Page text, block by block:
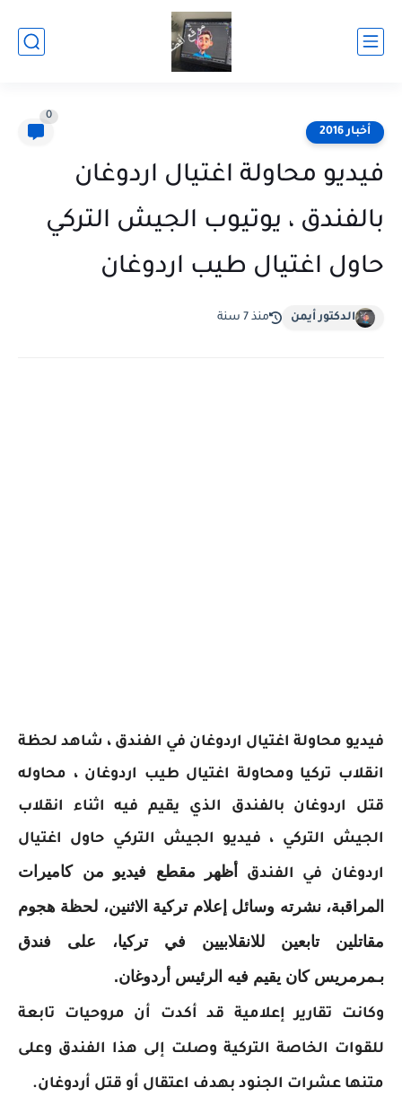
أخبار 2016
0
فيديو محاولة اغتيال اردوغان
بالفندق ، يوتيوب الجيش التركي
حاول اغتيال طيب اردوغان
الدكتور أيمن منذ 7 سنة
فيديو محاولة اغتيال اردوغان في الفندق ، شاهد لحظة
انقلاب تركيا ومحاولة اغتيال طيب اردوغان ، محاوله
قتل اردوغان بالفندق الذي يقيم فيه اثناء انقلاب
الجيش التركي ، فيديو الجيش التركي حاول اغتيال
اردوغان في الفندق
أظهر مقطع فيديو من كاميرات
المراقبة، نشرته وسائل إعلام تركية الاثنين، لحظة هجوم
مقاتلين تابعين للانقلابيين في تركيا، على فندق
بـمرمريس كان يقيم فيه الرئيس أردوغان.
وكانت تقارير إعلامية قد أكدت أن مروحيات تابعة
للقوات الخاصة التركية وصلت إلى هذا الفندق وعلى
متنها عشرات الجنود بهدف اعتقال أو قتل أردوغان.